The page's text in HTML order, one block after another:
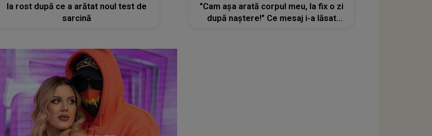
la rost după ce a arătat noul test de
sarcină
"Cam așa arată corpul meu, la fix o zi
după naștere!" Ce mesaj i-a lăsat